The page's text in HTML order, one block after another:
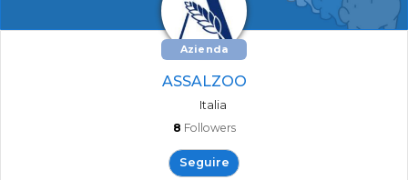
Azienda
ASSALZOO
Italia
8 Followers
Seguire